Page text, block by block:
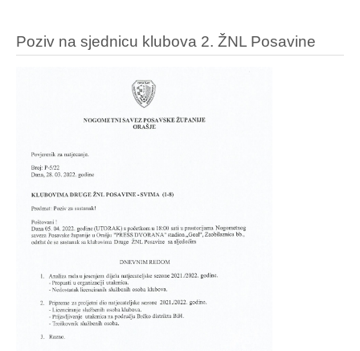
Poziv na sjednicu klubova 2. ŽNL Posavine